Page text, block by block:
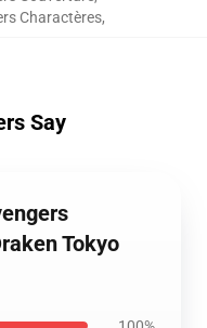
Charactères,
Say
Tokyo